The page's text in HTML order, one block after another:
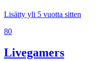
Lisätty yli 5 vuotta sitten
80
Livegamers